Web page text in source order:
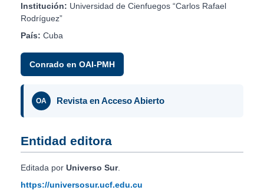
Institución: Universidad de Cienfuegos “Carlos Rafael
Rodríguez”
País: Cuba
Conrado en OAI-PMH
OA Revista en Acceso Abierto
Entidad editora
Editada por Universo Sur.
https://universosur.ucf.edu.cu